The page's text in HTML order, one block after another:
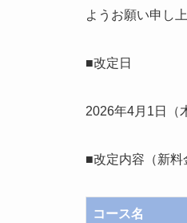
ようお願い申し
■改定日
2026年4月1日（
■改定内容（新料
コース名